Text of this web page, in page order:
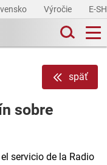
Výročie E-
späť
sobre
servicio de la Radio